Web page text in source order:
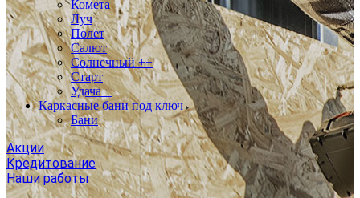
Комета
Луч
Полет
Салют
Солнечный ++
Старт
Удача +
Каркасные бани под ключ
Бани
Акции
Кредитование
Наши работы